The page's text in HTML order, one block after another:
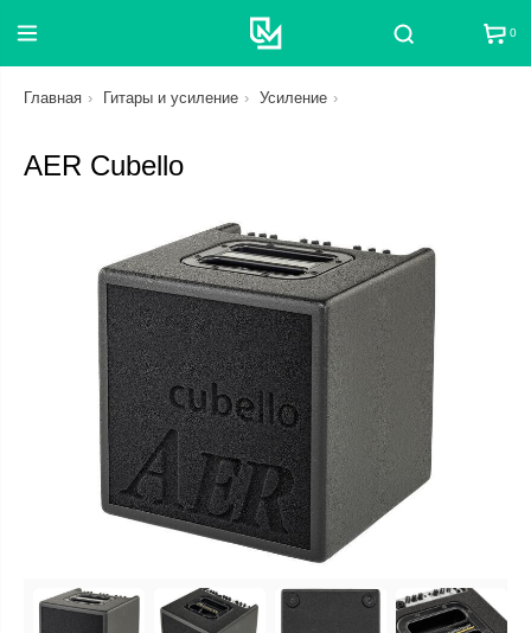
Поиск 0
Главная Гитары и усиление Усиление
AER Cubello